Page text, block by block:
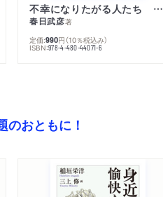
不幸になりたがる人たち 増補新版
春日武彦著
定価:990円 （10％税込み）
ISBN:978-4-480-44071-6
のおともに！